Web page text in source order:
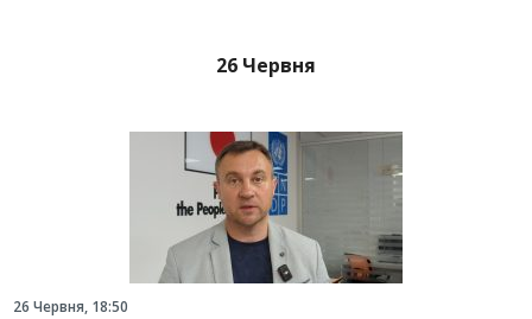
26 Червня
26 Червня, 18:50